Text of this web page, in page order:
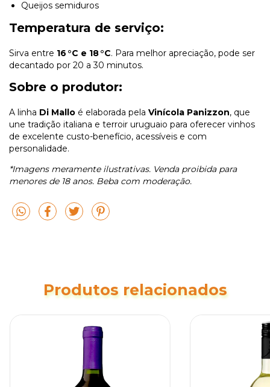
Queijos semiduros
Temperatura de serviço:
Sirva entre 16 °C e 18 °C. Para melhor apreciação, pode ser
decantado por 20 a 30 minutos.
Sobre o produtor:
A linha Di Mallo é elaborada pela Vinícola Panizzon, que
une tradição italiana e terroir uruguaio para oferecer vinhos
de excelente custo-benefício, acessíveis e com
personalidade.
*Imagens meramente ilustrativas. Venda proibida para
menores de 18 anos. Beba com moderação.
Produtos relacionados